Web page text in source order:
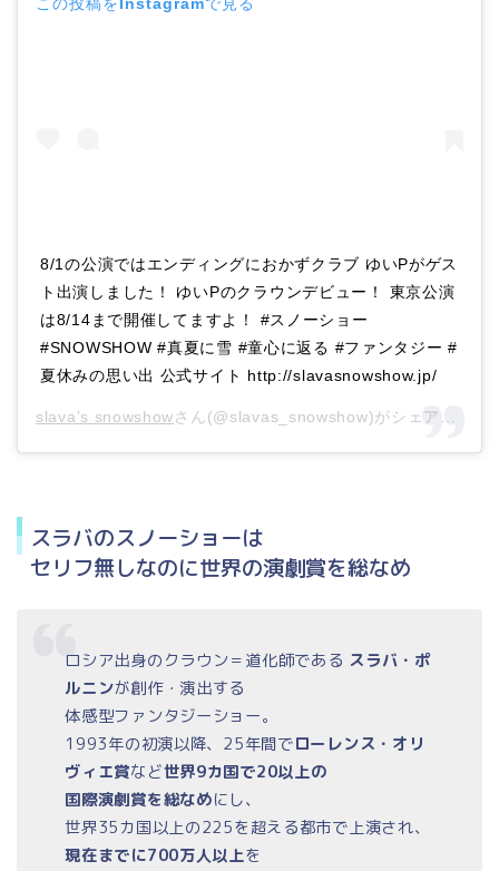
8/1の公演ではエンディングにおかずクラブ ゆいPがゲス
ト出演しました！ ゆいPのクラウンデビュー！ 東京公演
は8/14まで開催してますよ！ #スノーショー
#SNOWSHOW #真夏に雪 #童心に返る #ファンタジー #
夏休みの思い出 公式サイト http://slavasnowshow.jp/
slava’s snowshowさん(@slavas_snowshow)がシェアした投稿 –
スラバのスノーショーは
セリフ無しなのに世界の演劇賞を総なめ
ロシア出身のクラウン＝道化師である スラバ・ポ
ルニンが創作・演出する
体感型ファンタジーショー。
1993年の初演以降、25年間でローレンス・オリ
ヴィエ賞など世界9カ国で20以上の
国際演劇賞を総なめにし、
世界35カ国以上の225を超える都市で上演され、
現在までに700万人以上を